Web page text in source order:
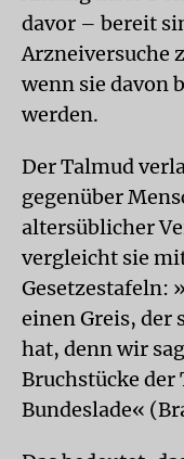
davor – bereit
Arzneiversuche
wenn sie davon
werden.
Der Talmud
gegenüber
altersüblicher
vergleicht sie
Gesetzestafeln:
einen Greis, der
hat, denn wir
Bruchstücke
Bundeslade«